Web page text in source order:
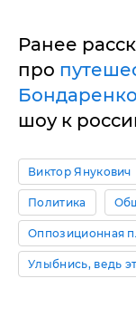
Ранее
про
Бондаренко
шоу к
Виктор Янукович
Политика
Оппозиционная
Улыбнись, ведь